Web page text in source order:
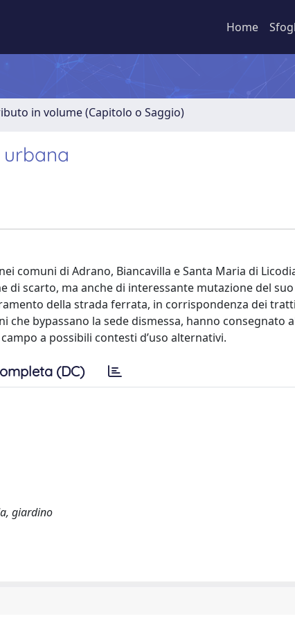
Home
in volume (Capitolo o Saggio)
comuni di Adrano, Biancavilla e Santa Maria di
scarto, ma anche di interessante mutazione del
della strada ferrata, in corrispondenza dei
bypassano la sede dismessa, hanno consegnato
a possibili contesti d’uso alternativi.
(DC)
giardino